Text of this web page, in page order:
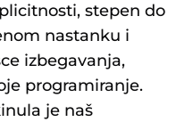
stepen do
nastanku i
izbegavanja,
programiranje.
je naš